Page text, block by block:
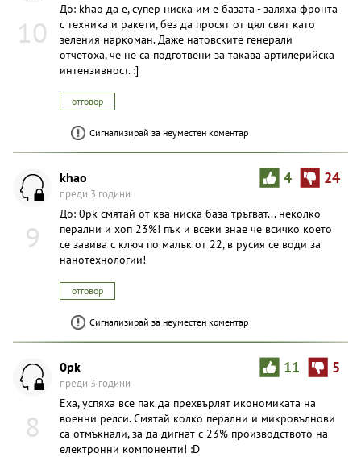
10
До: khao да е, супер ниска им е базата - заляха фронта
с техника и ракети, без да просят от цял свят като
зеления наркоман. Даже натовските генерали
отчетоха, че не са подготвени за такава артилерийска
интензивност. :]
отговор
Сигнализирай за неуместен коментар
9
4 24
khao
преди 3 години
До: 0pk смятай от ква ниска база тръгват... неколко
перални и хоп 23%! пък и всеки знае че всичко което
се завива с ключ по малък от 22, в русия се води за
нанотехнологии!
отговор
Сигнализирай за неуместен коментар
8
11 5
0pk
преди 3 години
Еха, успяха все пак да прехвърлят икономиката на
военни релси. Смятай колко перални и микровълнови
са отмъкнали, за да дигнат с 23% производството на
електронни компоненти! :D